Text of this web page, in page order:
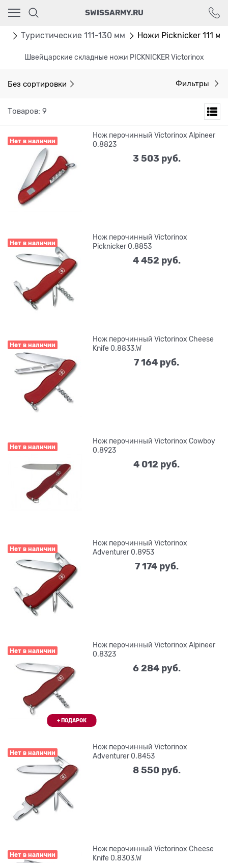
SWISSARMY.RU
Туристические 111-130 мм Ножи Picknicker 111 мм
Швейцарские складные ножи PICKNICKER Victorinox
Без сортировки Фильтры
Товаров: 9
Нет в наличии
Нож перочинный Victorinox Alpineer
0.8823
3 503 руб.
Нет в наличии
Нож перочинный Victorinox
Picknicker 0.8853
4 452 руб.
Нет в наличии
Нож перочинный Victorinox Cheese
Knife 0.8833.W
7 164 руб.
Нет в наличии
Нож перочинный Victorinox Cowboy
0.8923
4 012 руб.
Нет в наличии
Нож перочинный Victorinox
Adventurer 0.8953
7 174 руб.
Нет в наличии
Нож перочинный Victorinox Alpineer
0.8323
6 284 руб.
Нет в наличии
Нож перочинный Victorinox
Adventurer 0.8453
8 550 руб.
Нет в наличии
Нож перочинный Victorinox Cheese
Knife 0.8303.W
Ваш город - Москва,
угадали?
ДА НЕТ